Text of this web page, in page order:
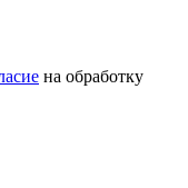
на обработку